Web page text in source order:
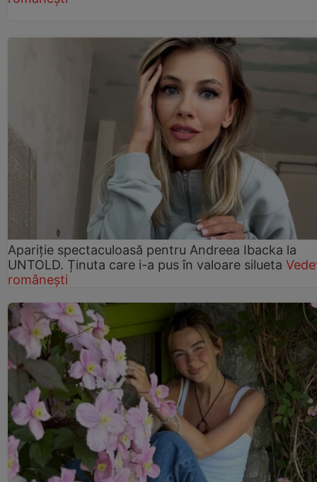
Apariție spectaculoasă pentru Andreea Ibacka la
UNTOLD. Ținuta care i-a pus în valoare silueta
românești